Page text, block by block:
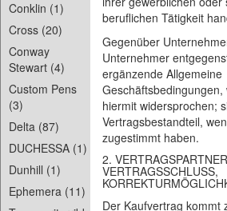
Conklin (1)
Cross (20)
Conway
Stewart (4)
Custom Pens
(3)
Delta (87)
DUCHESSA (1)
Dunhill (1)
Ephemera (11)
beruflichen Tätigkeit
Gegenüber
Unternehmer
ergänzende Allgemeine
hiermit widersprochen;
Vertragsbestandteil,
zugestimmt haben.
2.
VERTRAGSSCHLUSS,
Der Kaufvertrag kommt